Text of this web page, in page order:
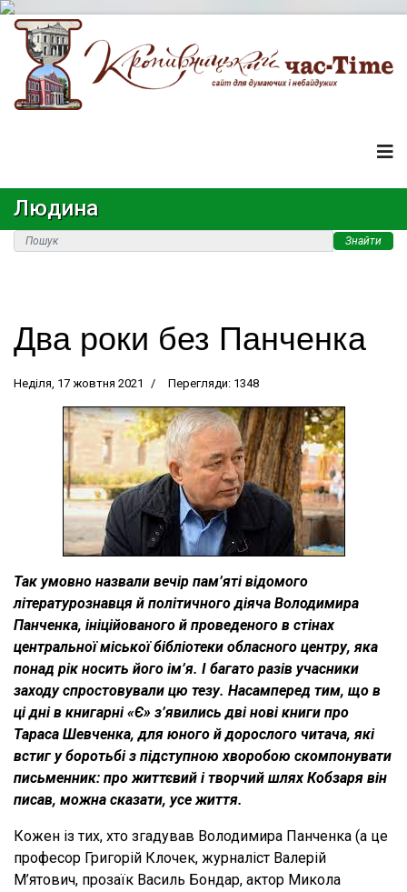
Людина
Знайти
Два роки без Панченка
Неділя, 17 жовтня 2021 Перегляди: 1348
Так умовно назвали вечір пам’яті відомого
літературознавця й політичного діяча Володимира
Панченка, ініційованого й проведеного в стінах
центральної міської бібліотеки обласного центру, яка
понад рік носить його ім’я. І багато разів учасники
заходу спростовували цю тезу. Насамперед тим, що в
ці дні в книгарні «Є» з’явились дві нові книги про
Тараса Шевченка, для юного й дорослого читача, які
встиг у боротьбі з підступною хворобою скомпонувати
письменник: про життєвий і творчий шлях Кобзаря він
писав, можна сказати, усе життя.
Кожен із тих, хто згадував Володимира Панченка (а це
професор Григорій Клочек, журналіст Валерій
М’ятович, прозаїк Василь Бондар, актор Микола